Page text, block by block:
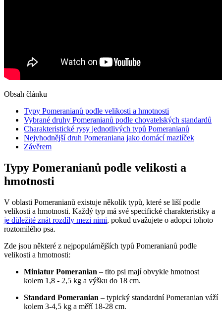
Obsah článku
Typy Pomeranianů podle ⁢velikosti a hmotnosti
Vybrané druhy Pomeranianů podle⁣ chovatelských standardů
Charakteristické rysy jednotlivých typů Pomeranianů
Nejvhodnější druh Pomeraniana⁤ jako domácí mazlíček
Závěrem
Typy Pomeranianů podle ⁢velikosti a
hmotnosti
V oblasti ⁤Pomeranianů ‌existuje několik typů, které se liší podle
velikosti a hmotnosti. Každý typ má​ své ⁣specifické charakteristiky a‌
je důležité znát rozdíly mezi nimi, pokud uvažujete o adopci⁢ tohoto
roztomilého psa.
Zde jsou některé z nejpopulárnějších typů Pomeranianů podle
‍velikosti a hmotnosti:
Miniatur Pomeranian – tito psi‍ mají obvykle hmotnost
kolem 1,8 -‍ 2,5 kg a výšku do 18 cm.
Standard Pomeranian – typický standardní Pomeranian váží
kolem 3-4,5 kg​ a měří 18-28 cm.